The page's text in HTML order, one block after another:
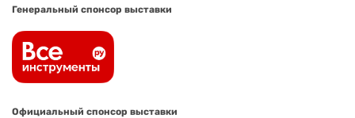
Генеральный спонсор выставки
Официальный спонсор выставки